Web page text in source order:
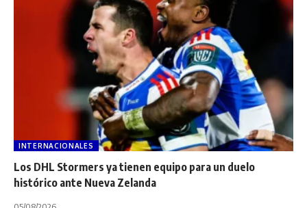
INTERNACIONALES
Los DHL Stormers ya tienen equipo para un duelo
histórico ante Nueva Zelanda